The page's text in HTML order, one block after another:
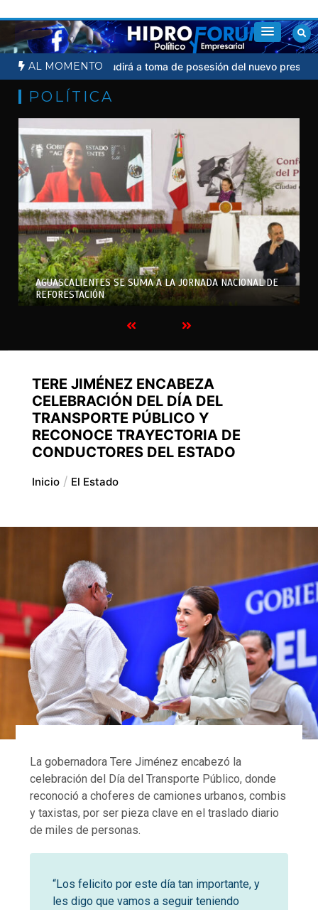
al
contenido
AL MOMENTO
no acudirá a toma de posesión del nuevo presidente de
POLÍTICA
AGUASCALIENTES SE SUMA A LA JORNADA NACIONAL DE
REFORESTACIÓN
TERE JIMÉNEZ ENCABEZA
CELEBRACIÓN DEL DÍA DEL
TRANSPORTE PÚBLICO Y
RECONOCE TRAYECTORIA DE
CONDUCTORES DEL ESTADO
Inicio El Estado
La gobernadora Tere Jiménez encabezó la
celebración del Día del Transporte Público, donde
reconoció a choferes de camiones urbanos, combis
y taxistas, por ser pieza clave en el traslado diario
de miles de personas.
“Los felicito por este día tan importante, y
les digo que vamos a seguir teniendo